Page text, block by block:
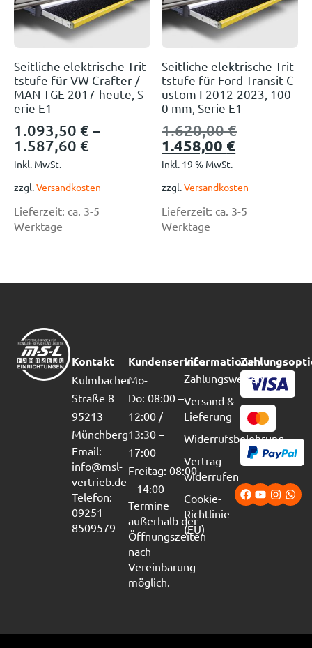
Seitliche elektrische Trit
tstufe für VW Crafter /
MAN TGE 2017-heute, S
erie E1
1.093,50 € –
1.587,60 €
inkl. MwSt.
zzgl.Versandkosten
Lieferzeit: ca. 3-5
Werktage
Seitliche elektrische Trit
tstufe für Ford Transit C
ustom I 2012-2023, 100
0 mm, Serie E1
1.620,00€
1.458,00 €
inkl. 19 % MwSt.
zzgl.Versandkosten
Lieferzeit: ca. 3-5
Werktage
Kontakt
Kulmbacher
Straße 8
95213
Münchberg
Email:
info@msl-
vertrieb.de
Telefon:
09251
8509579
Kundenservice
Mo-
Do: 08:00 –
12:00 /
13:30 –
17:00
Freitag: 08:00
– 14:00
Termine
außerhalb der
Öffnungszeiten
nach
Vereinbarung
möglich.
Informationen
Zahlungsweisen
Versand &
Lieferung
Widerrufsbelehrung
Vertrag
widerrufen
Cookie-
Richtlinie
(EU)